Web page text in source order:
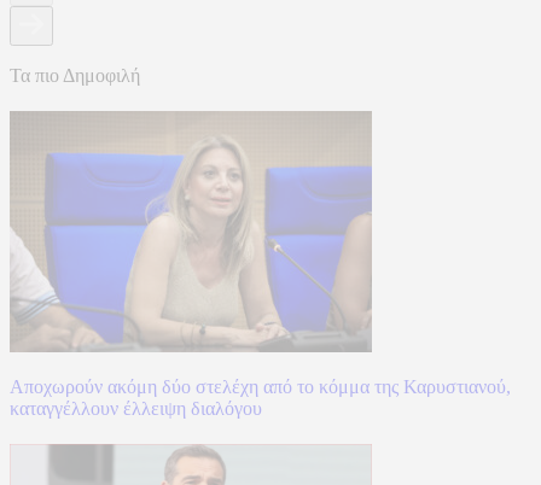
Τα πιο Δημοφιλή
Αποχωρούν ακόμη δύο στελέχη από το κόμμα της Καρυστιανού,
καταγγέλλουν έλλειψη διαλόγου